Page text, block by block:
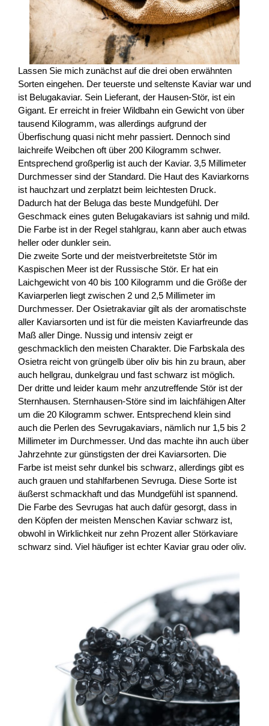
Lassen Sie mich zunächst auf die drei oben erwähnten
Sorten eingehen. Der teuerste und seltenste Kaviar war und
ist Belugakaviar. Sein Lieferant, der Hausen-Stör, ist ein
Gigant. Er erreicht in freier Wildbahn ein Gewicht von über
tausend Kilogramm, was allerdings aufgrund der
Überfischung quasi nicht mehr passiert. Dennoch sind
laichreife Weibchen oft über 200 Kilogramm schwer.
Entsprechend großperlig ist auch der Kaviar. 3,5 Millimeter
Durchmesser sind der Standard. Die Haut des Kaviarkorns
ist hauchzart und zerplatzt beim leichtesten Druck.
Dadurch hat der Beluga das beste Mundgefühl. Der
Geschmack eines guten Belugakaviars ist sahnig und mild.
Die Farbe ist in der Regel stahlgrau, kann aber auch etwas
heller oder dunkler sein.
Die zweite Sorte und der meistverbreitetste Stör im
Kaspischen Meer ist der Russische Stör. Er hat ein
Laichgewicht von 40 bis 100 Kilogramm und die Größe der
Kaviarperlen liegt zwischen 2 und 2,5 Millimeter im
Durchmesser. Der Osietrakaviar gilt als der aromatischste
aller Kaviarsorten und ist für die meisten Kaviarfreunde das
Maß aller Dinge. Nussig und intensiv zeigt er
geschmacklich den meisten Charakter. Die Farbskala des
Osietra reicht von grüngelb über oliv bis hin zu braun, aber
auch hellgrau, dunkelgrau und fast schwarz ist möglich.
Der dritte und leider kaum mehr anzutreffende Stör ist der
Sternhausen. Sternhausen-Störe sind im laichfähigen Alter
um die 20 Kilogramm schwer. Entsprechend klein sind
auch die Perlen des Sevrugakaviars, nämlich nur 1,5 bis 2
Millimeter im Durchmesser. Und das machte ihn auch über
Jahrzehnte zur günstigsten der drei Kaviarsorten. Die
Farbe ist meist sehr dunkel bis schwarz, allerdings gibt es
auch grauen und stahlfarbenen Sevruga. Diese Sorte ist
äußerst schmackhaft und das Mundgefühl ist spannend.
Die Farbe des Sevrugas hat auch dafür gesorgt, dass in
den Köpfen der meisten Menschen Kaviar schwarz ist,
obwohl in Wirklichkeit nur zehn Prozent aller Störkaviare
schwarz sind. Viel häufiger ist echter Kaviar grau oder oliv.